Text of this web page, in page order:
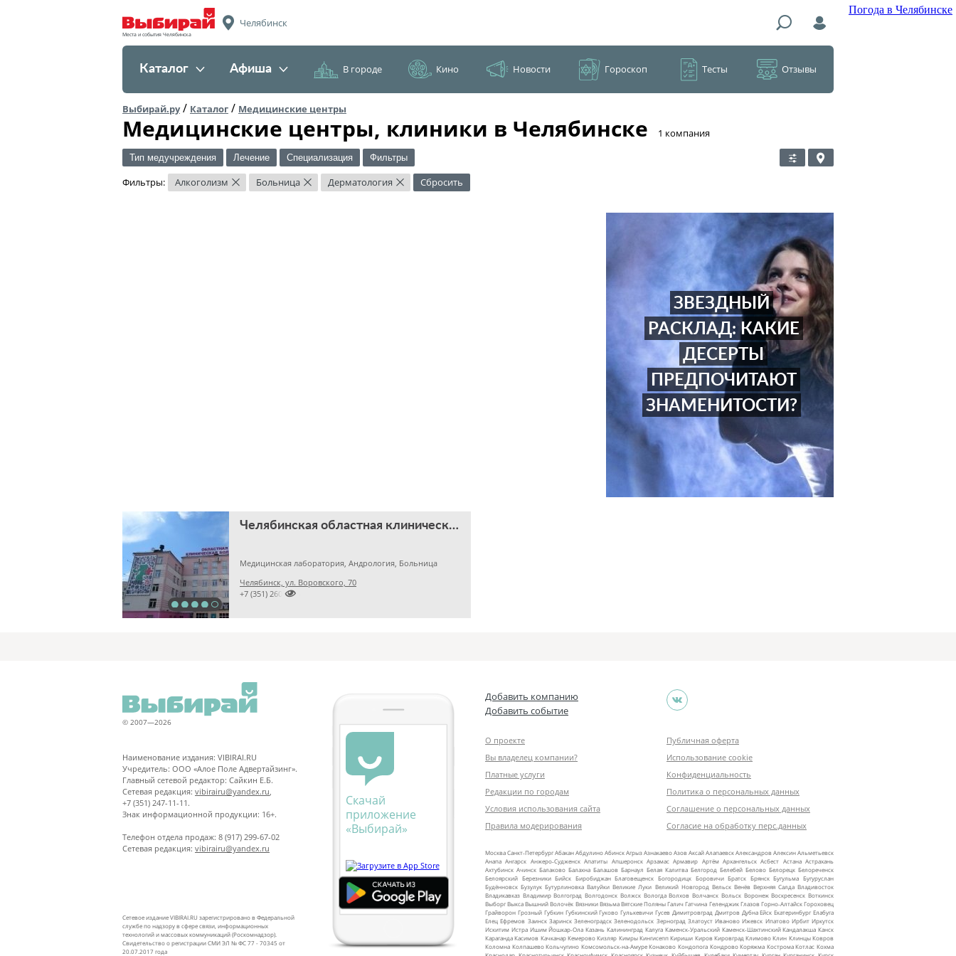
Погода в Челябинске
Места и события Челябинска
Челябинск
Каталог Афиша В городе Кино Новости Гороскоп Тесты Отзывы
Выбирай.ру/ Каталог / Медицинские центры
Медицинские центры, клиники в Челябинске ​1 компания
Тип медучреждения Лечение Специализация Фильтры
Фильтры: Алкоголизм × Больница × Дерматология × Сбросить
ЗВЕЗДНЫЙ
РАСКЛАД: КАКИЕ
ДЕСЕРТЫ
ПРЕДПОЧИТАЮТ
ЗНАМЕНИТОСТИ?
Челябинская областная клиническая больница
Медицинская лаборатория, Андрология, Больница
Челябинск, ул. Воровского, 70

+7 (351) 2609824
© 2007—2026
Наименование издания: VIBIRAI.RU
Учредитель: ООО «Алое Поле Адвертайзинг».
Главный сетевой редактор: Сайкин Е.Б.
Сетевая редакция: vibirairu@yandex.ru
+7 (351) 247-11-11.
Знак информационной продукции: 16+.
Телефон отдела продаж: 8 (917) 299-67-02
Сетевая редакция: vibirairu@yandex.ru
Сетевое издание VIBIRAI.RU зарегистрировано в Федеральной
службе по надзору в сфере связи, информационных
технологий и массовых коммуникаций (Роскомнадзор).
Свидетельство о регистрации СМИ ЭЛ № ФС 77 - 70345 от
20.07.2017 года
Скачай
приложение
«Выбирай»
Добавить компанию
Добавить событие
О проекте
Вы владелец компании?
Платные услуги
Редакции по городам
Условия использования сайта
Правила модерирования
Публичная оферта
Использование cookie
Конфиденциальность
Политика о персональных данных
Соглашение о персональных данных
Согласие на обработку перс.данных
МоскваСанкт‑ПетербургАбаканАбдулиноАбинскАгрызАзнакаевоАзовАксайАлапаевскАлександровАлексинАльметьевск
Анапа Ангарск Анжеро‑Судженск Апатиты Апшеронск Арзамас Армавир Артём Архангельск Асбест Астана Астрахань
Ахтубинск Ачинск Балаково Балахна Балашов Барнаул Белая Калитва Белгород Белебей Белово Белорецк Белореченск
Белоярский Березники Бийск Биробиджан Благовещенск Богородицк Боровичи Братск Брянск Бугульма Бугуруслан
Будённовск Бузулук Бутурлиновка Валуйки Великие Луки Великий Новгород Вельск Венёв Верхняя Салда Владивосток
Владикавказ Владимир Волгоград Волгодонск Волжск Вологда Волхов Волчанск Вольск Воронеж Воскресенск Воткинск
ВыборгВыкса Вышний Волочёк Вязники Вязьма Вятские Поляны Галич Гатчина Геленджик Глазов Горно‑АлтайскГороховец
Грайворон Грозный Губкин Губкинский Гуково Гулькевичи Гусев Димитровград Дмитров Дубна Ейск Екатеринбург Елабуга
Елец Ефремов Заинск Заринск Зеленоградск Зеленодольск Зерноград Златоуст Иваново Ижевск Ипатово Ирбит Иркутск
Искитим Истра Ишим Йошкар‑Ола Казань Калининград Калуга Каменск‑Уральский Каменск‑Шахтинский Кандалакша Канск
Караганда Касимов Качканар Кемерово Кизляр Кимры Кингисепп Кириши Киров Кировград Климово Клин Клинцы Ковров
Коломна Колпашево Кольчугино Комсомольск‑на‑Амуре Конаково Кондопога Кондрово Коряжма Кострома Котлас Кохма